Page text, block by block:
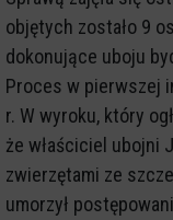
objętych zostało 9
dokonujące uboju
Proces w pierwszej
r. W wyroku, który
że właściciel ubojni
zwierzętami ze
umorzył